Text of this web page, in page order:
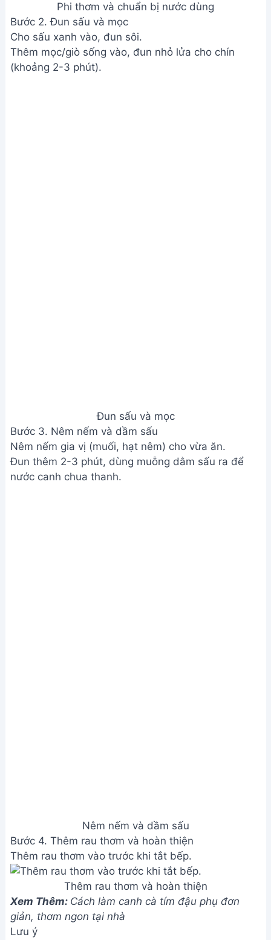
Phi thơm và chuẩn bị nước dùng
Bước 2. Đun sấu và mọc
Cho sấu xanh vào, đun sôi.
Thêm mọc/giò sống vào, đun nhỏ lửa cho chín
(khoảng 2-3 phút).
Đun sấu và mọc
Bước 3. Nêm nếm và dầm sấu
Nêm nếm gia vị (muối, hạt nêm) cho vừa ăn.
Đun thêm 2-3 phút, dùng muỗng dằm sấu ra để
nước canh chua thanh.
Nêm nếm và dầm sấu
Bước 4. Thêm rau thơm và hoàn thiện
Thêm rau thơm vào trước khi tắt bếp.
Thêm rau thơm và hoàn thiện
Xem Thêm: Cách làm canh cà tím đậu phụ đơn
giản, thơm ngon tại nhà
Lưu ý